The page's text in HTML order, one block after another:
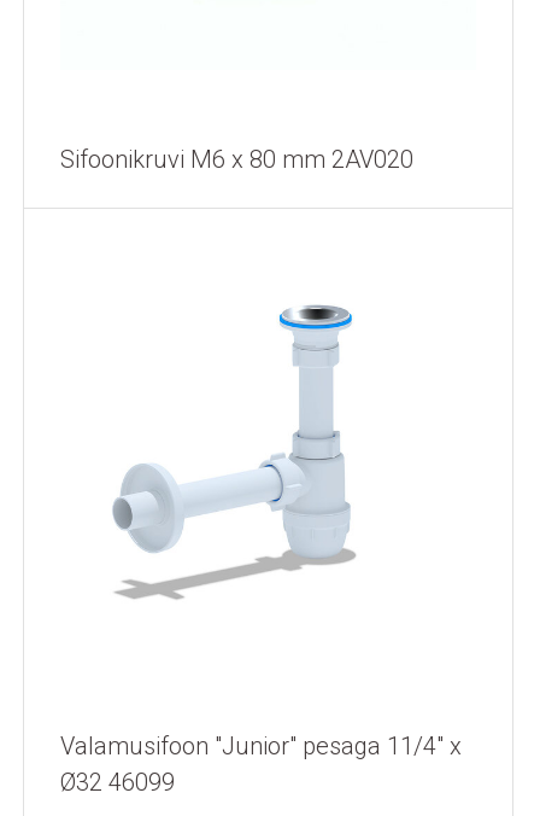
Sifoonikruvi M6 x 80 mm 2AV020
Valamusifoon "Junior" pesaga 11/4" x
Ø32 46099